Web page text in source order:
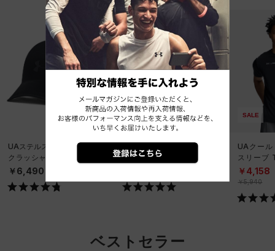
UAステルスフォーム アン
クラッシャブル キャップ
（ライフスタイル/UNISE
￥6,490
UAパフォーマンステック
6インチ ノベルティ アン
グ/MEN）
SALE
UAクール
スリーブ
ーニング/
￥4,158
￥5,940
ベストセラー